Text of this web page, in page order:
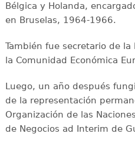
Bélgica y Holanda,
en Bruselas, 1964-1966.
También fue secretario de
la Comunidad Económica
Luego, un año después
de la representación
Organización de las
de Negocios ad Interim de